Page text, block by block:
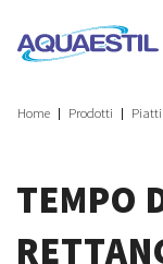
Home Prodotti
TEMPO